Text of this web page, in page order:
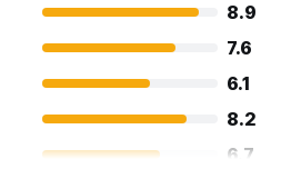
8.9
7.6
6.1
8.2
6.7